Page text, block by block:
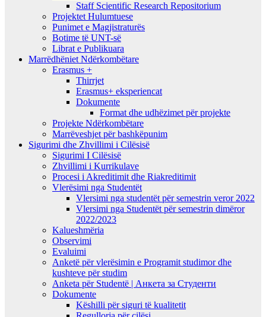
Staff Scientific Research Repositorium
Projektet Hulumtuese
Punimet e Magjistraturës
Botime të UNT-së
Librat e Publikuara
Marrëdhëniet Ndërkombëtare
Erasmus +
Thirrjet
Erasmus+ eksperiencat
Dokumente
Format dhe udhëzimet për projekte
Projekte Ndërkombëtare
Marrëveshjet për bashkëpunim
Sigurimi dhe Zhvillimi i Cilësisë
Sigurimi I Cilësisë
Zhvillimi i Kurrikulave
Procesi i Akreditimit dhe Riakreditimit
Vlerësimi nga Studentët
Vlersimi nga studentët për semestrin veror 2022
Vlersimi nga Studentët për semestrin dimëror
2022/2023
Kalueshmëria
Observimi
Evaluimi
Anketë për vlerësimin e Programit studimor dhe
kushteve për studim
Anketa për Studentë | Анкета за Студенти
Dokumente
Këshilli për siguri të kualitetit